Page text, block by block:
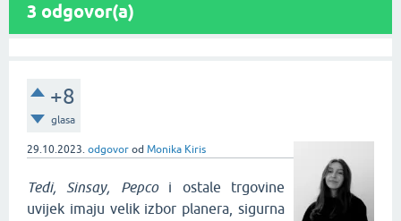
3 odgovor(a)
+8
glasa
29.10.2023. odgovor od Monika Kiris
Tedi, Sinsay, Pepco i ostale trgovine
uvijek imaju velik izbor planera, sigurna